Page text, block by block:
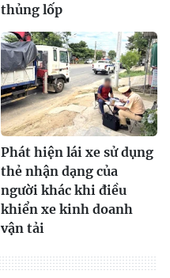
thủng lốp
Phát hiện lái xe sử dụng
thẻ nhận dạng của
người khác khi điều
khiển xe kinh doanh
vận tải